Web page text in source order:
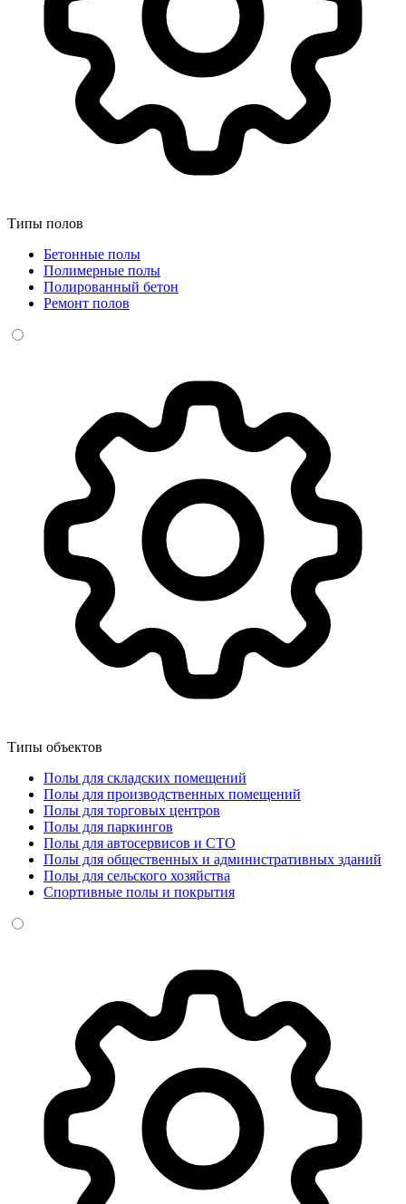
Типы полов
Бетонные полы
Полимерные полы
Полированный бетон
Ремонт полов
Типы объектов
Полы для складских помещений
Полы для производственных помещений
Полы для торговых центров
Полы для паркингов
Полы для автосервисов и СТО
Полы для общественных и административных зданий
Полы для сельского хозяйства
Спортивные полы и покрытия